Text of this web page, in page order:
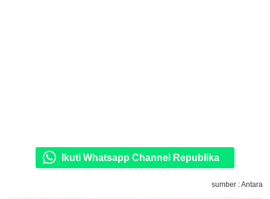
Ikuti Whatsapp Channel Republika
sumber : Antara